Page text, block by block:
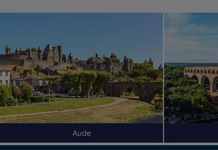
Aude
Hoteles en Paris
Hoteles en Burdeos